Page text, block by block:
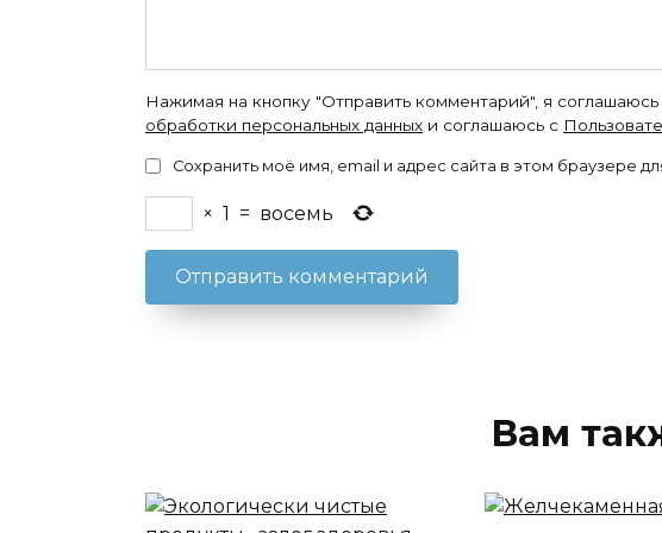
Нажимая на кнопку "Отправить комментарий", я соглашаюсь
обработки персональных данных и соглашаюсь с
Сохранить моё имя, email и адрес сайта в этом браузере
× 1 = восемь
Вам